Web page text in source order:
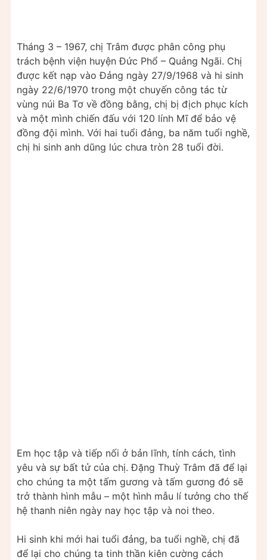
Tháng 3 – 1967, chị Trâm được phân công phụ
trách bệnh viện huyện Đức Phổ – Quảng Ngãi. Chị
được kết nạp vào Đảng ngày 27/9/1968 và hi sinh
ngày 22/6/1970 trong một chuyến công tác từ
vùng núi Ba Tơ về đồng bằng, chị bị địch phục kích
và một mình chiến đấu với 120 lính Mĩ để bảo vệ
đồng đội mình. Với hai tuổi đảng, ba năm tuổi nghề,
chị hi sinh anh dũng lúc chưa tròn 28 tuổi đời.
Em học tập và tiếp nối ở bản lĩnh, tính cách, tình
yêu và sự bất tử của chị. Đặng Thuỳ Trâm đã để lại
cho chúng ta một tấm gương và tấm gương đó sẽ
trở thành hình mẫu – một hình mẫu lí tưởng cho thế
hệ thanh niên ngày nay học tập và noi theo.
Hi sinh khi mới hai tuổi đảng, ba tuổi nghề, chị đã
để lại cho chúng ta tinh thần kiên cường cách